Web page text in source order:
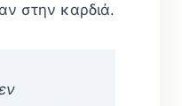
στην καρδιά.